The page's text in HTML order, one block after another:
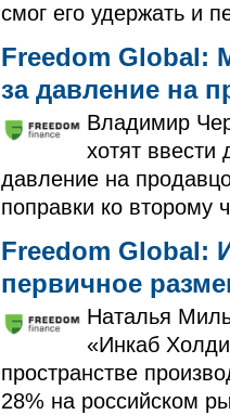
смог его удержать и
Freedom Global:
за давление на
Владимир
хотят
давление на
поправки ко второму
Freedom Global:
первичное
Наталья
«Инкаб
пространстве
28% на российском